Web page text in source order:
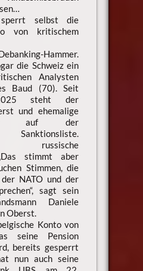
selbst die
von kritischem
Hammer.
die Schweiz ein
Analysten
Baud (70). Seit
steht der
und ehemalige
auf der
Sanktionsliste.
russische
stimmt aber
Stimmen, die
NATO und der
sagt sein
Daniele
Oberst.
Konto von
seine Pension
bereits gesperrt
nun auch seine